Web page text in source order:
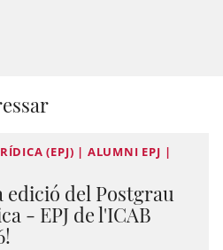
(EPJ) | ALUMNI EPJ |
edició del Postgrau
- EPJ de l'ICAB